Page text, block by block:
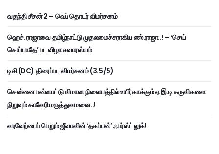
வதந்தி சீசன் 2 – வெப் தொடர் விமர்சனம்
ஹெச். ராஜாவை தமிழ்நாட்டு முதலமைச்சராகிய எஸ்.ராஜா..! – ‘செய்
செய்யாதே’ பட விழா சுவாரஸ்யம்
டிசி (DC) திரைப்பட விமர்சனம் (3.5/5)
சென்னை பன்னாட்டு விமான நிலையத்தில் உயிர்காக்கும் ஏ.இ.டி கருவிகளை
நிறுவும் காவேரி மருத்துவமனை..!
வரவேற்பைப் பெறும் ஜீவாவின் ‘தகப்பன்’ ஃபர்ஸ்ட் லுக்!